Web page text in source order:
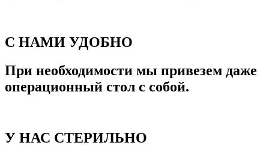
С НАМИ УДОБНО
При необходимости мы привезем даже
операционный стол с собой.
У НАС СТЕРИЛЬНО